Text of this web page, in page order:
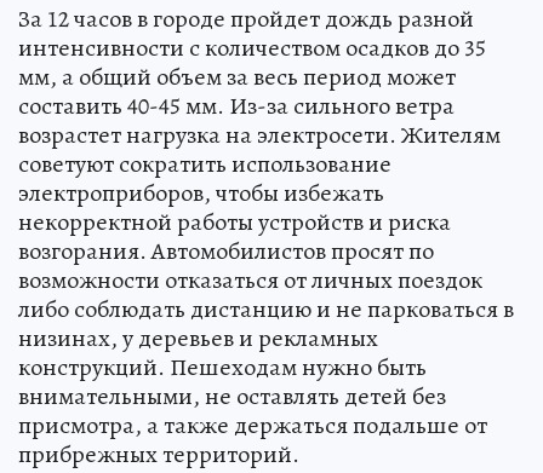
За 12 часов в городе пройдет дождь разной
интенсивности с количеством осадков до 35
мм, а общий объем за весь период может
составить 40-45 мм. Из-за сильного ветра
возрастет нагрузка на электросети. Жителям
советуют сократить использование
электроприборов, чтобы избежать
некорректной работы устройств и риска
возгорания. Автомобилистов просят по
возможности отказаться от личных поездок
либо соблюдать дистанцию и не парковаться в
низинах, у деревьев и рекламных
конструкций. Пешеходам нужно быть
внимательными, не оставлять детей без
присмотра, а также держаться подальше от
прибрежных территорий.